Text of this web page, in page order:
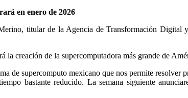
en enero de 2026
titular de la Agencia de Transformación Digital
la creación de la supercomputadora más grande de
de supercomputo mexicano que nos permite
bastante reducido. La semana siguiente